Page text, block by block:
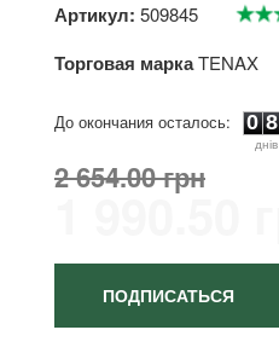
Артикул: 509845
Торговая маркаTENAX
До окончания осталось:
0 8
днiв
2 654.00 грн
1 990.50
ПОДПИСАТЬСЯ